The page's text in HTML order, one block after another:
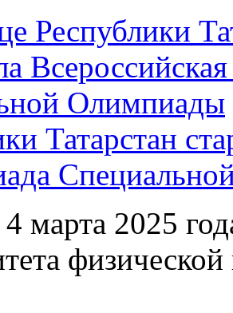
Татарстан
марта 2025